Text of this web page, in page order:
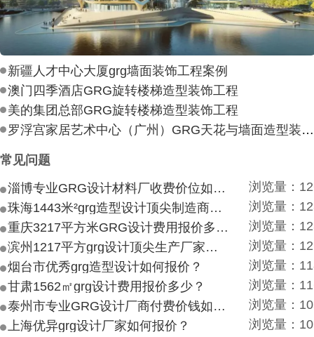
新疆人才中心大厦grg墙面装饰工程案例
澳门四季酒店GRG旋转楼梯造型装饰工程
美的集团总部GRG旋转楼梯造型装饰工程
罗浮宫家居艺术中心（广州）GRG天花与墙面造型装饰工程
常见问题
淄博专业GRG设计材料厂收费价位如何？
浏览量：
珠海1443米²grg造型设计顶尖制造商付费付费多少？
浏览量：
重庆3217平方米GRG设计费用报价多少？
浏览量：
滨州1217平方grg设计顶尖生产厂家价目如何？
浏览量：
烟台市优秀grg造型设计如何报价？
浏览量：
甘肃1562㎡grg设计费用报价多少？
浏览量：
泰州市专业GRG设计厂商付费价钱如何？
浏览量：
上海优异grg设计厂家如何报价？
浏览量：